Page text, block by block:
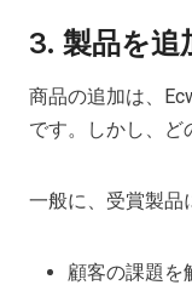
3. 製品を追
商品の追加は、
です。しかし、ど
一般に、受賞製品
顧客の課題を